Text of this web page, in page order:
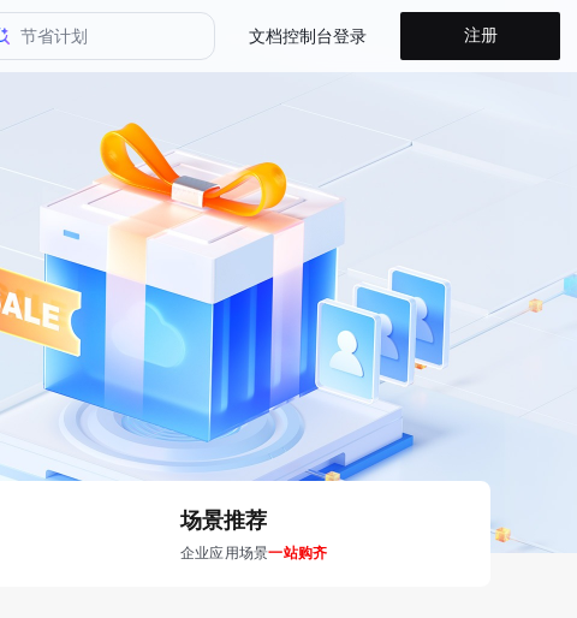
节省计划
火山方舟 Coding Plan
节省计划
文档控制台登录 注册
场景推荐
企业应用场景一站购齐